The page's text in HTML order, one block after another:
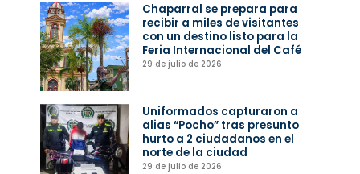
Chaparral se prepara para
recibir a miles de visitantes
con un destino listo para la
Feria Internacional del Café
29 de julio de 2026
Uniformados capturaron a
alias “Pocho” tras presunto
hurto a 2 ciudadanos en el
norte de la ciudad
29 de julio de 2026